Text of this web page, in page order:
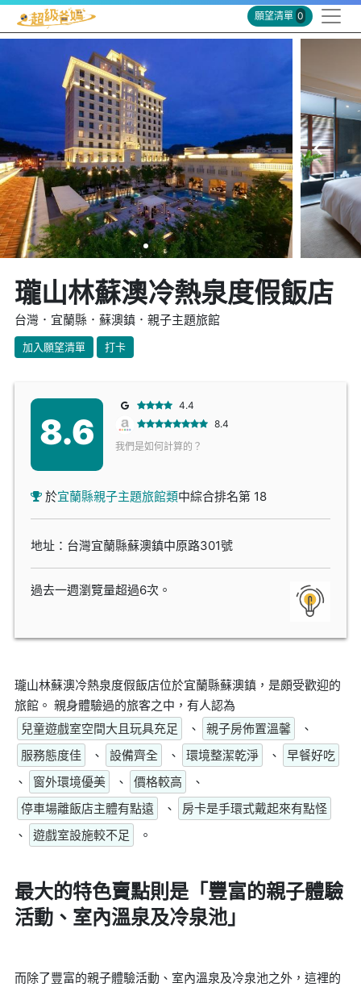
願望清單 0
瓏山林蘇澳冷熱泉度假飯店
台灣．宜蘭縣．蘇澳鎮．親子主題旅館
加入願望清單 打卡
8.6
4.4
8.4
我們是如何計算的？
於宜蘭縣親子主題旅館類中綜合排名第 18
地址：台灣宜蘭縣蘇澳鎮中原路301號
過去一週瀏覽量超過6次。
瓏山林蘇澳冷熱泉度假飯店位於宜蘭縣蘇澳鎮，是頗受歡迎的
旅館。 親身體驗過的旅客之中，有人認為
兒童遊戲室空間大且玩具充足
、 親子房佈置溫馨
、
服務態度佳
、 設備齊全 、 環境整潔乾淨 、
早餐好吃
、
窗外環境優美 、 價格較高
、
停車場離飯店主體有點遠
、
房卡是手環式戴起來有點怪
、
遊戲室設施較不足 。
最大的特色賣點則是「豐富的親子體驗
活動、室內溫泉及冷泉池」
而除了豐富的親子體驗活動、室內溫泉及冷泉池之外，這裡的